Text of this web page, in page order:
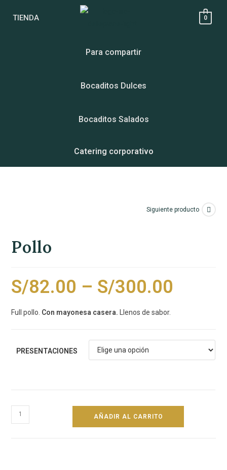
TIENDA 0
Para compartir
Bocaditos Dulces
Bocaditos Salados
Catering corporativo
Siguiente producto
Pollo
S/82.00 – S/300.00
Full pollo. Con mayonesa casera. Llenos de sabor.
PRESENTACIONES
AÑADIR AL CARRITO